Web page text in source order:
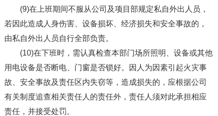
(9)在上班期间不服从公司及项目部规定私自外出人员，
若因此造成人身伤害、设备损坏、经济损失和安全事故的，
由私自外出人员自行全部负责。
(10)在下班时，需认真检查本部门场所照明、设备或其他
用电设备是否断电、门窗是否锁好。因人为因素引起火灾事
故、安全事故及责任区内失窃等，造成损失的，应根据公司
有关制度追查相关责任人的责任外，责任人须对此承担相应
责任，并接受处罚。